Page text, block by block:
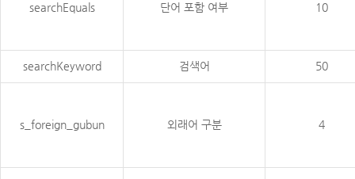
searchEquals 단어 포함 여부 10
searchKeyword 검색어 50
s_foreign_gubun 외래어 구분 4